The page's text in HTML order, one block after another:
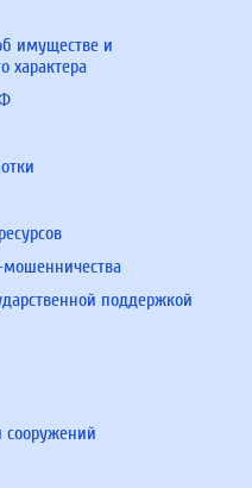
имуществе и
характера
поддержкой
сооружений